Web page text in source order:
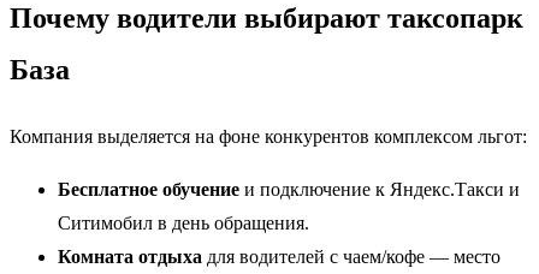
Почему водители выбирают таксопарк
База
Компания выделяется на фоне конкурентов комплексом льгот:
Бесплатное обучение и подключение к Яндекс.Такси и
Ситимобил в день обращения.
Комната отдыха для водителей с чаем/кофе — место